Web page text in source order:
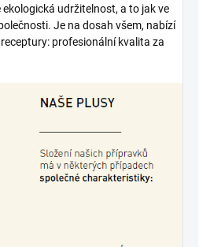
ekologická udržitelnost, a to jak ve
Je na dosah všem, nabízí
profesionální kvalita za